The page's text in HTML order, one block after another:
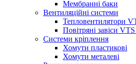
Мембранні баки
Вентиляційні системи
Тепловентилятори
Повітряні завіси
Системи кріплення
Хомути пластикові
Хомути металеві